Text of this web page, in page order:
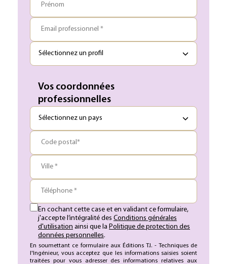
Prénom
Email professionnel *
Vos coordonnées
professionnelles
Code postal*
Ville *
Téléphone *
En cochant cette case et en validant ce formulaire,
j'accepte l’intégralité des Conditions générales
d'utilisation ainsi que la Politique de protection des
données personnelles.
En soumettant ce formulaire aux Éditions T.I. - Techniques de
l'Ingénieur, vous acceptez que les informations saisies soient
traitées pour vous adresser des informations relatives aux